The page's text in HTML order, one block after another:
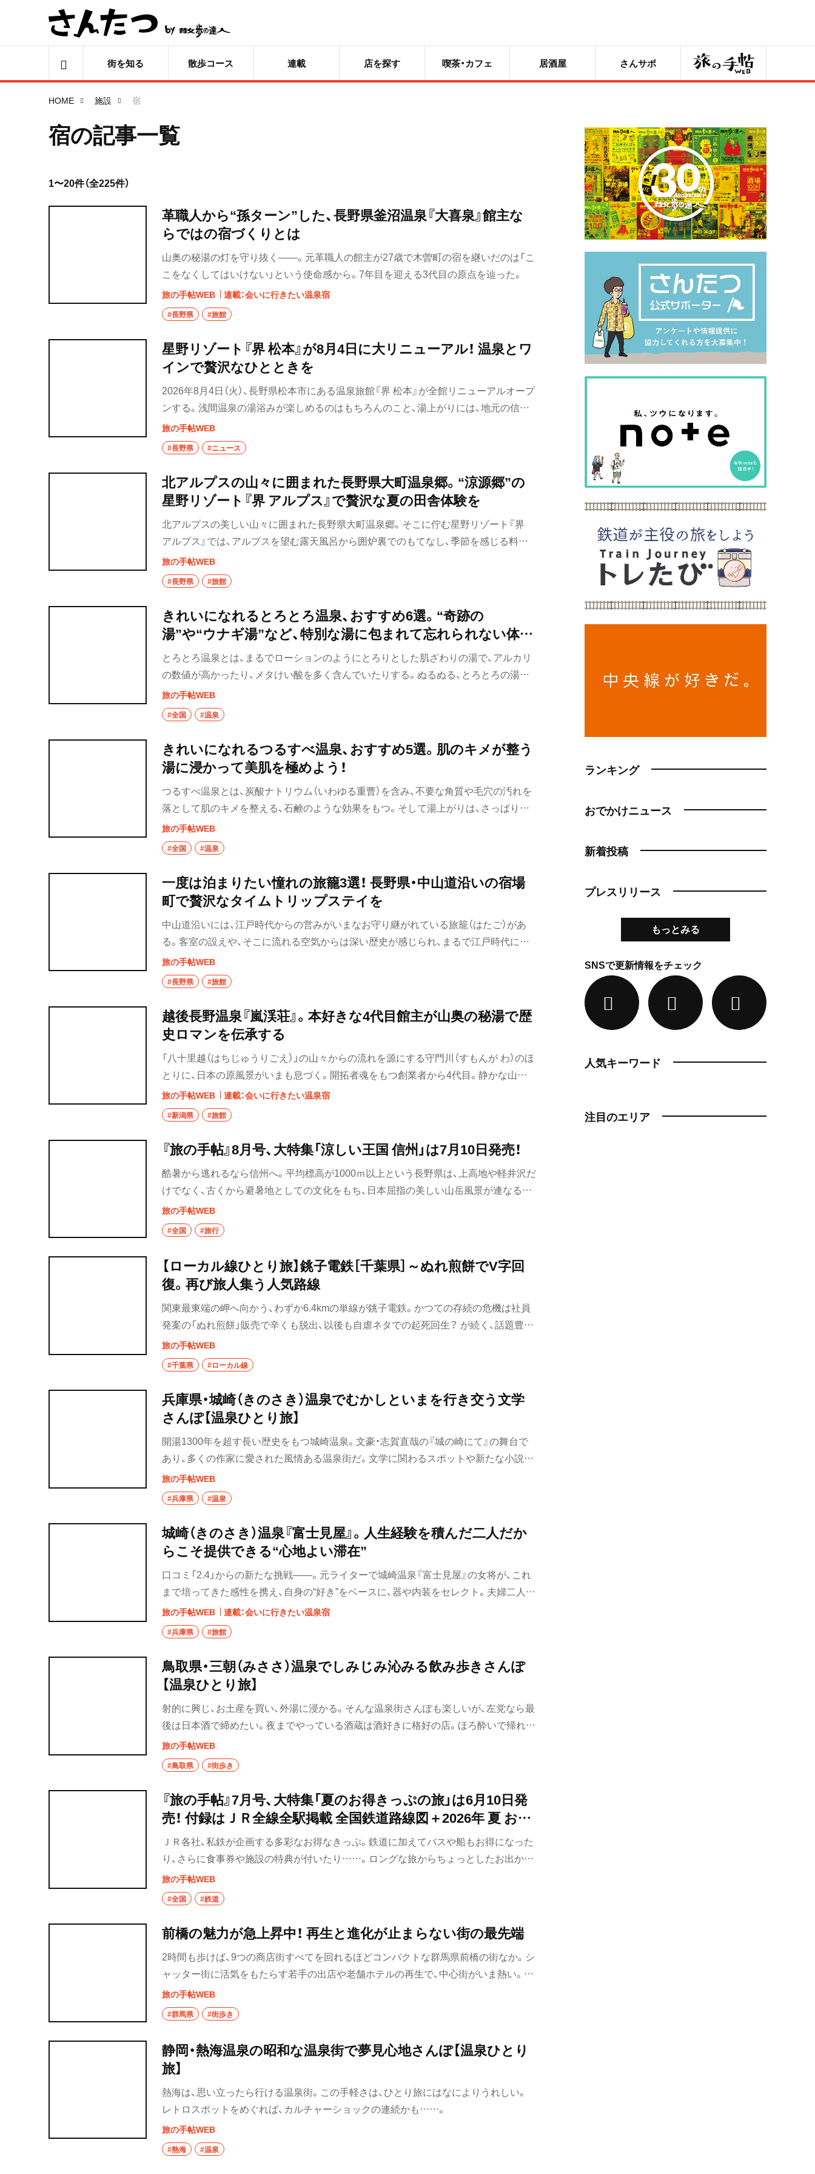
街を知る 散歩コース 連載 店を探す 喫茶・カフェ 居酒屋 さんサポ 旅の手帖
HOME 施設 宿
宿の記事一覧
1〜20件（全225件）
革職人から“孫ターン”した、長野県釜沼温泉『大喜泉』館主な
らではの宿づくりとは
山奥の秘湯の灯を守り抜く——。元革職人の館主が27歳で木曽町の宿を継いだのは「こ
こをなくしてはいけない」という使命感から。7年目を迎える3代目の原点を辿った。
旅の手帖WEB 連載：会いに行きたい温泉宿
#長野県 #旅館
星野リゾート『界 松本』が8月4日に大リニューアル！ 温泉とワ
インで贅沢なひとときを
2026年8月4日（火）、長野県松本市にある温泉旅館『界 松本』が全館リニューアルオープ
ンする。浅間温泉の湯浴みが楽しめるのはもちろんのこと、湯上がりには、地元の信州
ワインとのペアリングを追求した本格イタリアンコースを味わえる宿に大変貌！ 音楽
に浸るご当地部屋の誕生など、新たなスモールラグジュアリーな宿として期待が高まっ
ている。
旅の手帖WEB
#長野県 #ニュース
北アルプスの山々に囲まれた長野県大町温泉郷。“涼源郷”の
星野リゾート『界 アルプス』で贅沢な夏の田舎体験を
北アルプスの美しい山々に囲まれた長野県大町温泉郷。そこに佇む星野リゾート『界
アルプス』では、アルプスを望む露天風呂から囲炉裏でのもてなし、季節を感じる料理
など上質な田舎体験を堪能することができる。この夏は都会の喧騒から離れ、信州の里
山へ。澄んだ空気と涼やかな風に包まれながら、心と身体をゆっくりと解きほぐす。日
常を忘れ、贅沢なクールダウンのひとときを過ごしたい。
旅の手帖WEB
#長野県 #旅館
きれいになれるとろとろ温泉、おすすめ6選。“奇跡の
湯”や“ウナギ湯”など、特別な湯に包まれて忘れられない体験
を！
とろとろ温泉とは、まるでローションのようにとろりとした肌ざわりの湯で、アルカリ
の数値が高かったり、メタけい酸を多く含んでいたりする。ぬるぬる、とろとろの湯に
全身が包まれる独特の感覚は、一度体験すると忘れられない。
旅の手帖WEB
#全国 #温泉
きれいになれるつるすべ温泉、おすすめ5選。肌のキメが整う
湯に浸かって美肌を極めよう！
つるすべ温泉とは、炭酸ナトリウム（いわゆる重曹）を含み、不要な角質や毛穴の汚れを
落として肌のキメを整える、石鹸のような効果をもつ。そして湯上がりは、さっぱりと
清涼感があるのも特徴。アルカリ性が高い場合も同様の効果が期待できる。温泉でリフ
レッシュしながら、きれいになれる。こんなうれしい一石二鳥が待っている。
旅の手帖WEB
#全国 #温泉
一度は泊まりたい憧れの旅籠3選！ 長野県・中山道沿いの宿場
町で贅沢なタイムトリップステイを
中山道沿いには、江戸時代からの営みがいまなお守り継がれている旅籠（はたご）があ
る。客室の設えや、そこに流れる空気からは深い歴史が感じられ、まるで江戸時代にタ
イムトリップしたような気持ちに。『旅の手帖』編集部がおすすめする、いつか泊まって
みたい憧れの旅籠を3カ所ご案内！
旅の手帖WEB
#長野県 #旅館
越後長野温泉『嵐渓荘』。本好きな4代目館主が山奥の秘湯で歴
史ロマンを伝承する
「八十里越（はちじゅうりごえ）」の山々からの流れを源にする守門川（すもんが わ）のほ
とりに、日本の原風景がいまも息づく。開拓者魂をもつ創業者から4代目。静かな山里
で登録有形文化財の宿を守る。
旅の手帖WEB 連載：会いに行きたい温泉宿
#新潟県 #旅館
『旅の手帖』8月号、大特集「涼しい王国 信州」は7月10日発売！
酷暑から逃れるなら信州へ。平均標高が1000ｍ以上という長野県は、上高地や軽井沢だ
けでなく、古くから避暑地としての文化をもち、日本屈指の美しい山岳風景が連なる風
土だ。おなじみの山々や高原の向こう側には、まだまだ知られていない眺望や秘湯、歴
史がひそんでいる。 でも古いままではない、アップデートしていく温故知新な魅力を存
分にお届け。
旅の手帖WEB
#全国 #旅行
【ローカル線ひとり旅】銚子電鉄［千葉県］～ぬれ煎餅でV字回
復。再び旅人集う人気路線
関東最東端の岬へ向かう、わずか6.4kmの単線が銚子電鉄。かつての存続の危機は社員
発案の「ぬれ煎餅」販売で辛くも脱出、以後も自虐ネタでの起死回生？ が続く、話題豊富
な鉄道だ。
旅の手帖WEB
#千葉県 #ローカル線
兵庫県・城崎（きのさき）温泉でむかしといまを行き交う文学
さんぽ【温泉ひとり旅】
開湯1300年を超す長い歴史をもつ城崎温泉。文豪・志賀直哉の『城の崎にて』の舞台で
あり、多くの作家に愛された風情ある温泉街だ。文学に関わるスポットや新たな小説も
生まれ、「文学の町」として魅力を発信している。
旅の手帖WEB
#兵庫県 #温泉
城崎（きのさき）温泉『富士見屋』。人生経験を積んだ二人だか
らこそ提供できる“心地よい滞在”
口コミ「2.4」からの新たな挑戦——。元ライターで城崎温泉『富士見屋』の女将が、これ
まで培ってきた感性を携え、自身の“好き”をベースに、器や内装をセレクト。夫婦二人三
脚で、心に残る滞在を丁寧につくり上げる。
旅の手帖WEB 連載：会いに行きたい温泉宿
#兵庫県 #旅館
鳥取県・三朝（みささ）温泉でしみじみ沁みる飲み歩きさんぽ
【温泉ひとり旅】
射的に興じ、お土産を買い、外湯に浸かる。そんな温泉街さんぽも楽しいが、左党なら最
後は日本酒で締めたい。夜までやっている酒蔵は酒好きに格好の店。ほろ酔いで帰れ
ば、いい夢を見られそうだ。
旅の手帖WEB
#鳥取県 #街歩き
『旅の手帖』7月号、大特集「夏のお得きっぷの旅」は6月10日発
売！ 付録はＪＲ全線全駅掲載 全国鉄道路線図＋2026年 夏 おす
すめ駅弁
ＪＲ各社、私鉄が企画する多彩なお得なきっぷ。鉄道に加えてバスや船もお得になった
り、さらに食事券や施設の特典が付いたり……。ロングな旅からちょっとしたお出かけ
まで使える、全国のお得きっぷを総覧します。付録はJR全国路線図と、この夏食べてお
きたい駅弁ガイド！
旅の手帖WEB
#全国 #鉄道
前橋の魅力が急上昇中！ 再生と進化が止まらない街の最先端
2時間も歩けば、9つの商店街すべてを回れるほどコンパクトな群馬県前橋の街なか。シ
ャッター街に活気をもたらす若手の出店や老舗ホテルの再生で、中心街がいま熱い。と
思いきや、赤城山周辺にも新施設が続々と生まれ、地域全体の旅先の魅力が急上昇！
旅の手帖WEB
#群馬県 #街歩き
静岡・熱海温泉の昭和な温泉街で夢見心地さんぽ【温泉ひとり
旅】
熱海は、思い立ったら行ける温泉街。この手軽さは、ひとり旅にはなによりうれしい。
レトロスポットをめぐれば、カルチャーショックの連続かも……。
旅の手帖WEB
#熱海 #温泉
ランキング
おでかけニュース
新着投稿
プレスリリース
もっとみる
SNSで更新情報をチェック
人気キーワード
注目のエリア